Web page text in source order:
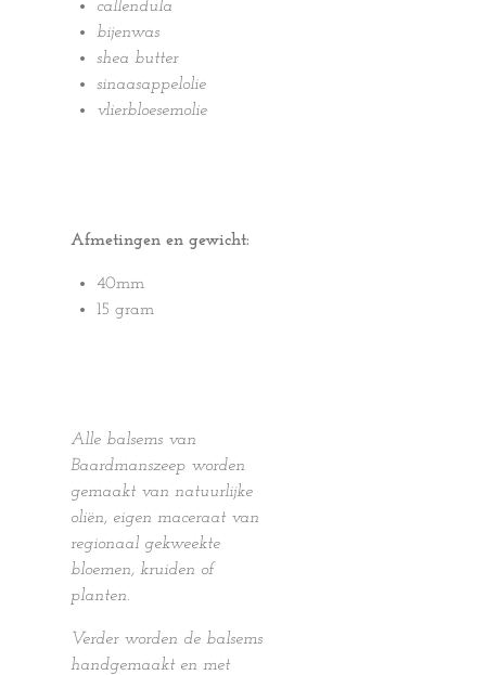
callendula
bijenwas
shea butter
sinaasappelolie
vlierbloesemolie
Afmetingen en gewicht:
40mm
15 gram
Alle balsems van
Baardmanszeep worden
gemaakt van natuurlijke
oliën, eigen maceraat van
regionaal gekweekte
bloemen, kruiden of
planten.
Verder worden de balsems
handgemaakt en met